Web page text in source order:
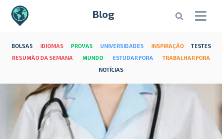
Blog
BOLSAS IDIOMAS PROVAS UNIVERSIDADES INSPIRAÇÃO
TESTES
RESUMÃO DA SEMANA
MUNDO ESTUDAR FORA
TRABALHAR FORA
NOTÍCIAS